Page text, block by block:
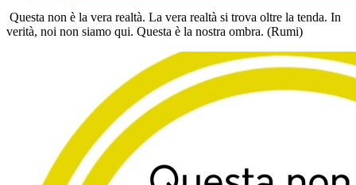
Questa non è la vera realtà. La vera realtà si trova oltre la tenda. In
verità, noi non siamo qui. Questa è la nostra ombra. (Rumi)